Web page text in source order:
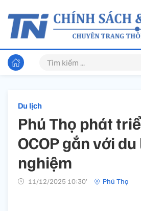
Du lịch
Phú Thọ phát
OCOP gắn với
nghiệm
11/12/2025 10:30’ Phú Thọ